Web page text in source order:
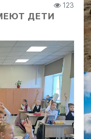
123
ДЕТИ